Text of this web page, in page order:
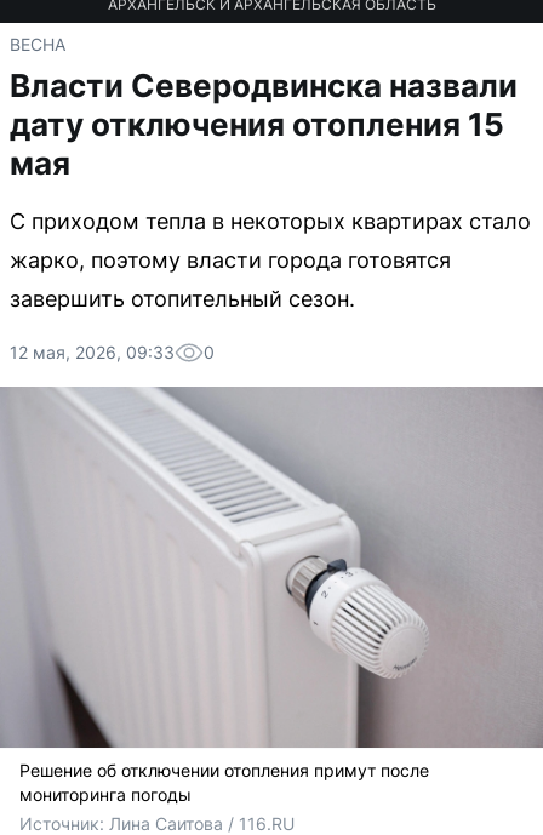
АРХАНГЕЛЬСК И АРХАНГЕЛЬСКАЯ ОБЛАСТЬ
ВЕСНА
Власти Северодвинска назвали
дату отключения отопления 15
мая
С приходом тепла в некоторых квартирах стало
жарко, поэтому власти города готовятся
завершить отопительный сезон.
12 мая, 2026, 09:33 0
Решение об отключении отопления примут после
мониторинга погоды
Источник: Лина Саитова / 116.RU